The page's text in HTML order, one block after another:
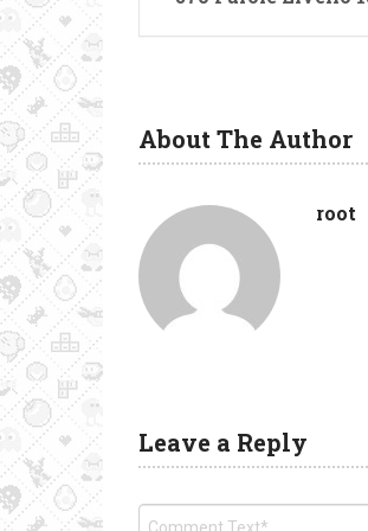
About The Author
root
Leave a Reply